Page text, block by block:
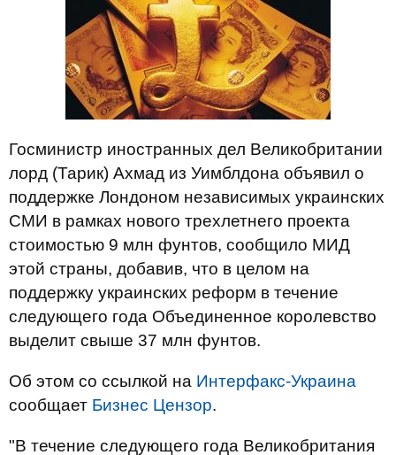
Госминистр иностранных дел Великобритании
лорд (Тарик) Ахмад из Уимблдона объявил о
поддержке Лондоном независимых украинских
СМИ в рамках нового трехлетнего проекта
стоимостью 9 млн фунтов, сообщило МИД
этой страны, добавив, что в целом на
поддержку украинских реформ в течение
следующего года Объединенное королевство
выделит свыше 37 млн фунтов.
Об этом со ссылкой на Интерфакс-Украина
сообщает Бизнес Цензор.
"В течение следующего года Великобритания